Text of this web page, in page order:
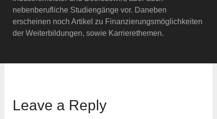
nebenberufliche Studiengänge vor. Daneben
erscheinen noch Artikel zu Finanzierungsmöglichkeiten
der Weiterbildungen, sowie Karrierethemen.
Leave a Reply